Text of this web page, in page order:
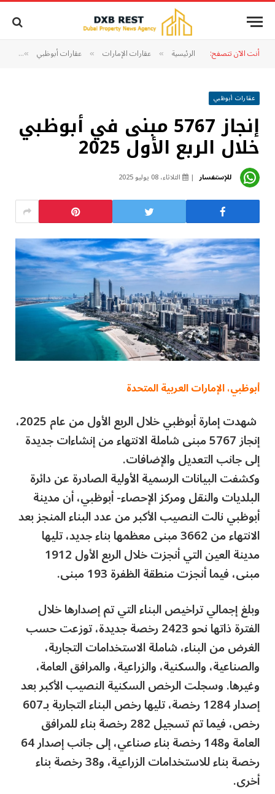
أنت الآن تتصفح: الرئيسية » عقارات الإمارات » عقارات أبوظبي »
عقارات أبوظبي
إنجاز 5767 مبنى في أبوظبي
خلال الربع الأول 2025
للإستفسار الثلاثاء، 08 يوليو 2025
أبوظبي، الإمارات العربية المتحدة
شهدت إمارة أبوظبي خلال الربع الأول من عام 2025،
إنجاز 5767 مبنى شاملة الانتهاء من إنشاءات جديدة
إلى جانب التعديل والإضافات.
وكشفت البيانات الرسمية الأولية الصادرة عن دائرة
البلديات والنقل ومركز الإحصاء- أبوظبي، أن مدينة
أبوظبي نالت النصيب الأكبر من عدد البناء المنجز بعد
الانتهاء من 3662 مبنى معظمها بناء جديد، تليها
مدينة العين التي أنجزت خلال الربع الأول 1912
مبنى، فيما أنجزت منطقة الظفرة 193 مبنى.
وبلغ إجمالي تراخيص البناء التي تم إصدارها خلال
الفترة ذاتها نحو 2423 رخصة جديدة، توزعت حسب
الغرض من البناء، شاملة الاستخدامات التجارية،
والصناعية، والسكنية، والزراعية، والمرافق العامة،
وغيرها. وسجلت الرخص السكنية النصيب الأكبر بعد
إصدار 1284 رخصة، تليها رخص البناء التجارية بـ607
رخص، فيما تم تسجيل 282 رخصة بناء للمرافق
العامة و148 رخصة بناء صناعي، إلى جانب إصدار 64
رخصة بناء للاستخدامات الزراعية، و38 رخصة بناء
أخرى.